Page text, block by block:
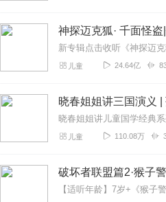
神探迈克狐· 千面怪
儿童 24.64亿
晓春姐姐讲三国演义
儿童 110.08万
破坏者联盟篇2·猴子